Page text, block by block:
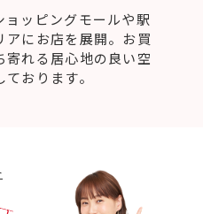
ッピングモールや駅
にお店を展開。お買
寄れる居心地の良い空
おります。